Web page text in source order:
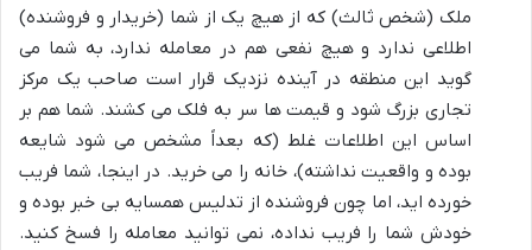
ملک (شخص ثالث) که از هیچ یک از شما (خریدار و فروشنده)
اطلاعی ندارد و هیچ نفعی هم در معامله ندارد، به شما می
گوید این منطقه در آینده نزدیک قرار است صاحب یک مرکز
تجاری بزرگ شود و قیمت ها سر به فلک می کشند. شما هم بر
اساس این اطلاعات غلط (که بعداً مشخص می شود شایعه
بوده و واقعیت نداشته)، خانه را می خرید. در اینجا، شما فریب
خورده اید، اما چون فروشنده از تدلیس همسایه بی خبر بوده و
خودش شما را فریب نداده، نمی توانید معامله را فسخ کنید.